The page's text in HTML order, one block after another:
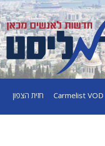
Carmelist VOD חזית הצפון